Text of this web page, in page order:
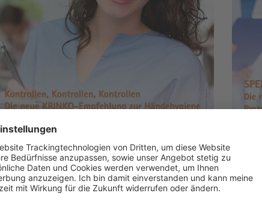
Ausgabe Sep/Okt 2016 Kontrollen
KRINKO-Empfehlung Händehygiene